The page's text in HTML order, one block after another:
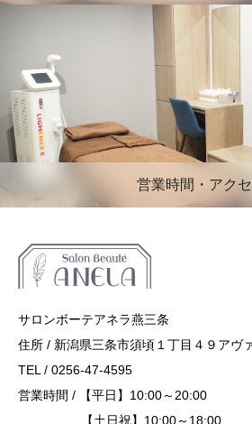
営業時間・アク
サロンボーテアネラ燕三条
住所 / 新潟県三条市須頃１丁目４９アヴ
TEL / 0256-47-4595
営業時間 / 【平日】10:00～20:00
【土日祝】10:00～18:00